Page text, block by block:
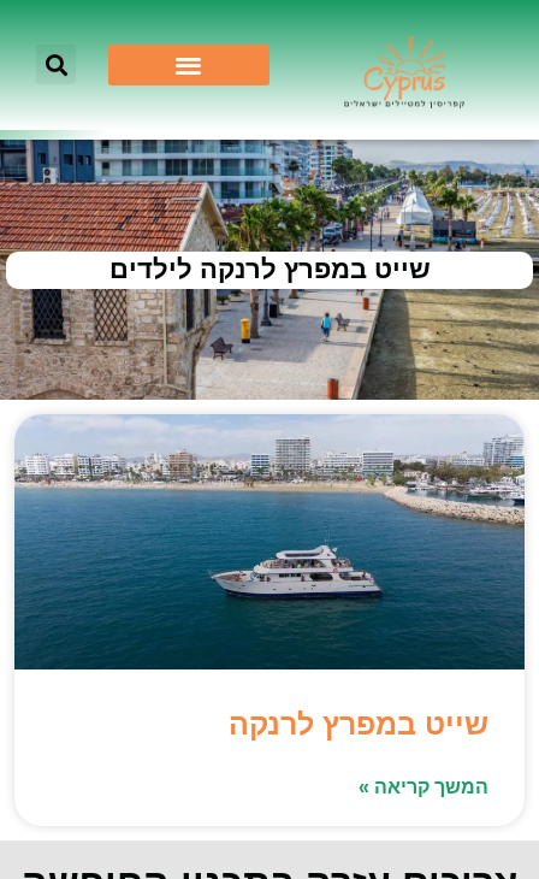
שייט במפרץ לרנקה לילדים
שייט במפרץ לרנקה
המשך קריאה »